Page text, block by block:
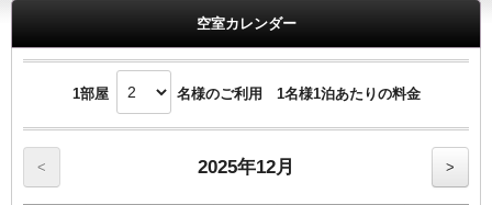
空室カレンダー
1部屋 名様のご利用 1名様1泊あたりの料金
< 2025年12月 >